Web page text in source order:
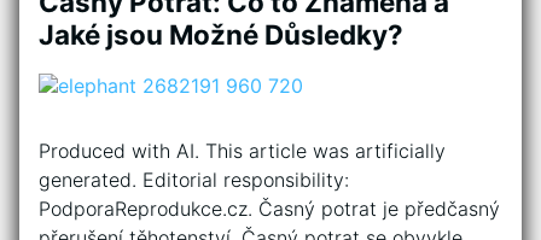
Jaké jsou Možné Důsledky?
Produced with AI. This article was artificially
generated. Editorial responsibility:
PodporaReprodukce.cz. Časný potrat je předčasný